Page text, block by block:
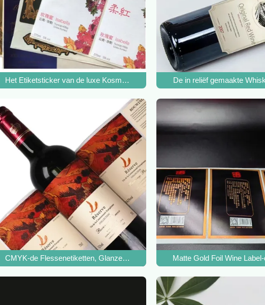
Customized Wine Label van de Alcoholische drankalcohol
Het Etiketsticker van de luxe Kosmetische Wijn, DT Gebottelde Drank Vinyl
De in reliëf gemaakte
het Schoonheidsmiddel van de de Stickerluxe van het Wijnetiket te
CMYK-de Flessenetiketten, Glanzend/Matt Embossing Customized Wine
Matte Gold Foil Wine